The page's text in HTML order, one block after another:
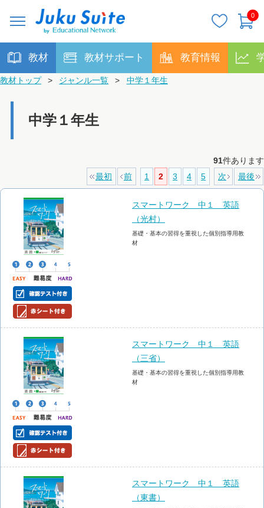
0
教材 教材サポート 教育情報
教材トップ > ジャンル一覧 > 中学１年生
中学１年生
91件あります
最初
前 1 2 3 4 5 次 最後
スマートワーク 中１ 英語
（光村）
基礎・基本の習得を重視した個別指導用教
材
スマートワーク 中１ 英語
（三省）
基礎・基本の習得を重視した個別指導用教
材
スマートワーク 中１ 英語
（東書）